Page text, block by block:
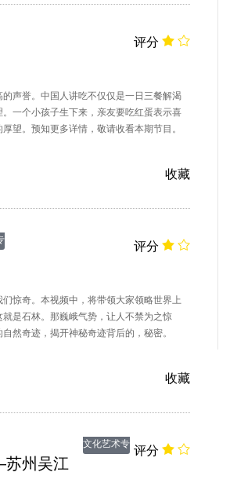
评分
声誉。中国人讲吃不仅仅是一日三餐解渴
一个小孩子生下来，亲友要吃红蛋表示喜
望。预知更多详情，敬请收看本期节目。
收藏
评分
惊奇。本视频中，将带领大家领略世界上
是石林。那巍峨气势，让人不禁为之惊
然奇迹，揭开神秘奇迹背后的，秘密。
收藏
州吴江
文化艺术专 评分